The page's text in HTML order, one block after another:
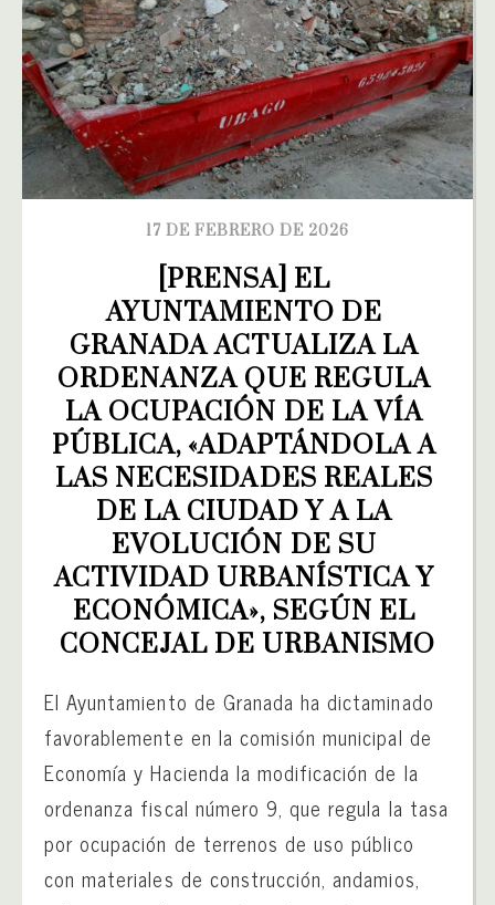
17 DE FEBRERO DE 2026
[PRENSA] EL
AYUNTAMIENTO DE
GRANADA ACTUALIZA LA
ORDENANZA QUE REGULA
LA OCUPACIÓN DE LA VÍA
PÚBLICA, «ADAPTÁNDOLA A
LAS NECESIDADES REALES
DE LA CIUDAD Y A LA
EVOLUCIÓN DE SU
ACTIVIDAD URBANÍSTICA Y
ECONÓMICA», SEGÚN EL
CONCEJAL DE URBANISMO
El Ayuntamiento de Granada ha dictaminado
favorablemente en la comisión municipal de
Economía y Hacienda la modificación de la
ordenanza fiscal número 9, que regula la tasa
por ocupación de terrenos de uso público
con materiales de construcción, andamios,